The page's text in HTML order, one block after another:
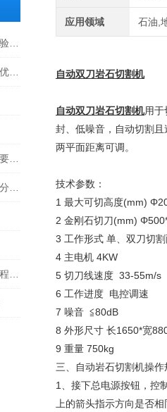
应用领域 石油,
自动双刀岩石切割机
自动双刀岩石切割机用于
封、低噪音，自动切割
两平面距离可调。
技术参数：
1 最大可切高度(mm)
2 金刚石切刀(mm)
3 工作形式 单、双刀切
4 主电机 4KW
5 切刀线速度 33-55m/s
6 工作进度 电控调速
7 噪音 ≦80dB
8 外形尺寸 长1650*宽
9 重量 750kg
三、自动岩石切割机操作
1、接下总电源按钮，控
上的箭头指示方向是否相